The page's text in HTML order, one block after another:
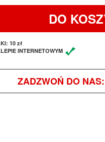
DO
10 zł
INTERNETOWYM
ZADZWOŃ DO NAS: